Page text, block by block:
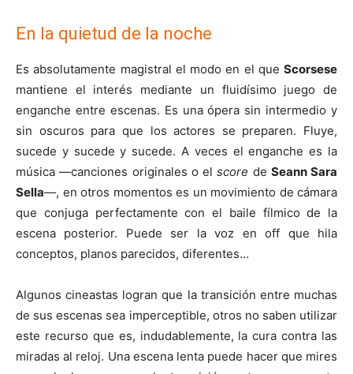
En la quietud de la noche
Es absolutamente magistral el modo en el que Scorsese
mantiene el interés mediante un fluidísimo juego de
enganche entre escenas. Es una ópera sin intermedio y
sin oscuros para que los actores se preparen. Fluye,
sucede y sucede y sucede. A veces el enganche es la
música —canciones originales o elscore de Seann Sara
Sella—, en otros momentos es un movimiento de cámara
que conjuga perfectamente con el baile fílmico de la
escena posterior. Puede ser la voz en off que hila
conceptos, planos parecidos, diferentes…
Algunos cineastas logran que la transición entre muchas
de sus escenas sea imperceptible, otros no saben utilizar
este recurso que es, indudablemente, la cura contra las
miradas al reloj. Una escena lenta puede hacer que mires